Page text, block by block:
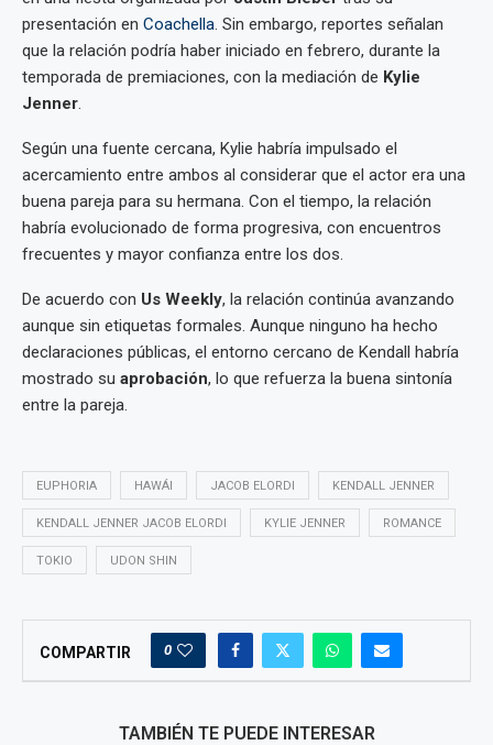
presentación en Coachella. Sin embargo, reportes señalan
que la relación podría haber iniciado en febrero, durante la
temporada de premiaciones, con la mediación de Kylie
Jenner.
Según una fuente cercana, Kylie habría impulsado el
acercamiento entre ambos al considerar que el actor era una
buena pareja para su hermana. Con el tiempo, la relación
habría evolucionado de forma progresiva, con encuentros
frecuentes y mayor confianza entre los dos.
De acuerdo con Us Weekly, la relación continúa avanzando
aunque sin etiquetas formales. Aunque ninguno ha hecho
declaraciones públicas, el entorno cercano de Kendall habría
mostrado su aprobación, lo que refuerza la buena sintonía
entre la pareja.
EUPHORIA HAWÁI JACOB ELORDI KENDALL JENNER
KENDALL JENNER JACOB ELORDI KYLIE JENNER ROMANCE
TOKIO UDON SHIN
COMPARTIR 0
TAMBIÉN TE PUEDE INTERESAR